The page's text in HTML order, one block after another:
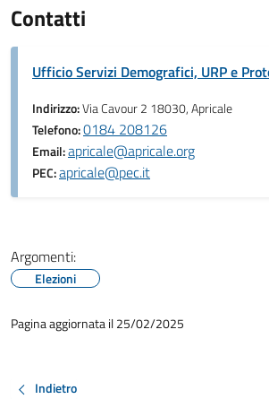
Contatti
Ufficio Servizi Demografici, URP e
Indirizzo:Via Cavour 2 18030, Apricale
Telefono:0184 208126
Email:apricale@apricale.org
PEC:apricale@pec.it
Argomenti:
Elezioni
Pagina aggiornata il 25/02/2025
Indietro